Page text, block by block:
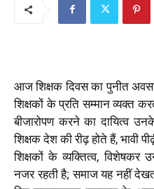
आज शिक्षक दिवस का पुनीत
शिक्षकों के प्रति सम्मान व्यक्त
बीजारोपण करने का दायित्व
शिक्षक देश की रीढ़ होते हैं, भावी
शिक्षकों के व्यक्तित्व, विशेषकर
नजर रहती है; समाज यह नहीं